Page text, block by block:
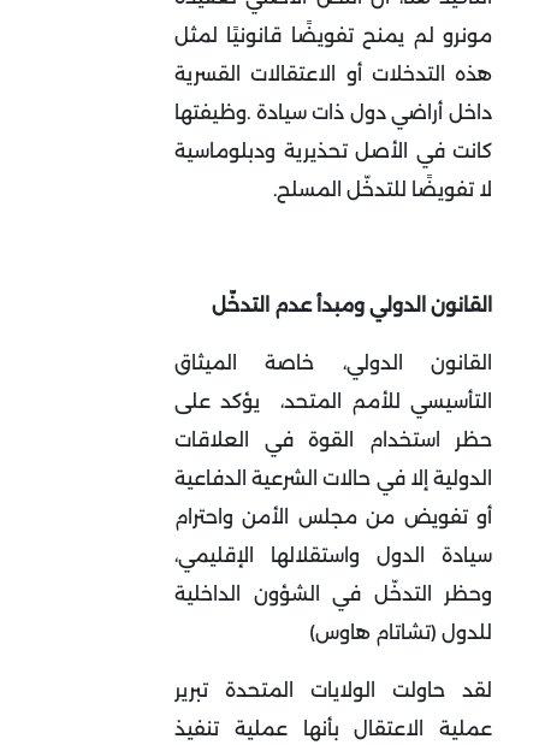
مونرو لم يمنح تفويضًا قانونيًا لمثل
هذه التدخلات أو الاعتقالات القسرية
داخل أراضي دول ذات سيادة .وظيفتها
كانت في الأصل تحذيرية ودبلوماسية
لا تفويضًا للتدخّل المسلح.
القانون الدولي ومبدأ عدم التدخّل
القانون الدولي، خاصة الميثاق
التأسيسي للأمم المتحد، يؤكد على
حظر استخدام القوة في العلاقات
الدولية إلا في حالات الشرعية الدفاعية
أو تفويض من مجلس الأمن واحترام
سيادة الدول واستقلالها الإقليمي،
وحظر التدخّل في الشؤون الداخلية
للدول (تشاتام هاوس)
لقد حاولت الولايات المتحدة تبرير
عملية الاعتقال بأنها عملية تنفيذ